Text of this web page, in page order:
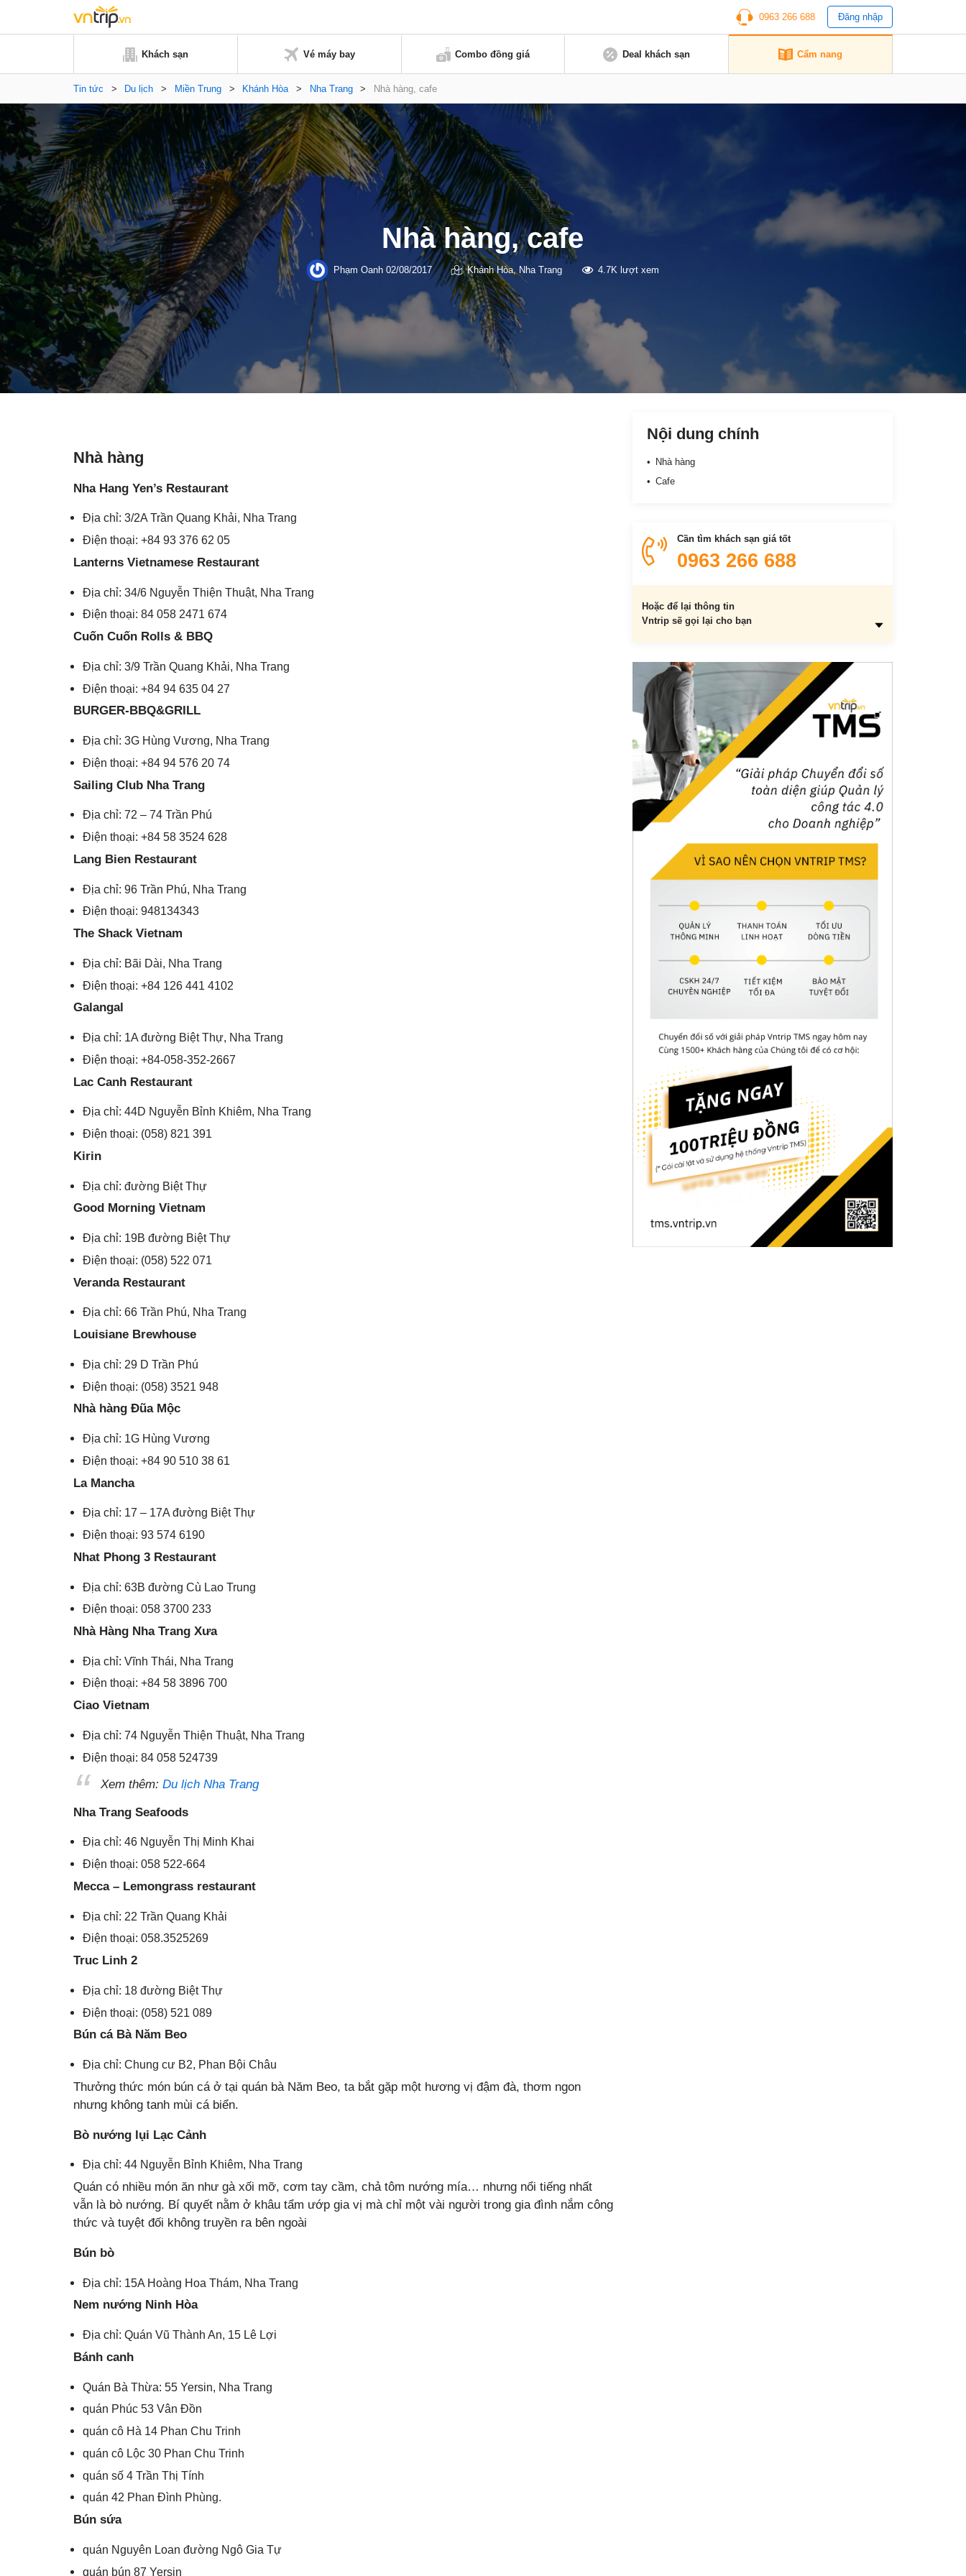
0963 266 688 Đăng nhập
Khách sạn Vé máy bay Combo đồng giá Deal khách sạn Cẩm nang
Tin tức > Du lịch > Miền Trung > Khánh Hòa > Nha Trang > Nhà hàng, cafe
Nhà hàng, cafe
Phạm Oanh02/08/2017 Khánh Hòa, Nha Trang 4.7K lượt xem
Nhà hàng
Nha Hang Yen’s Restaurant
Địa chỉ: 3/2A Trần Quang Khải, Nha Trang
Điện thoại: +84 93 376 62 05
Lanterns Vietnamese Restaurant
Địa chỉ: 34/6 Nguyễn Thiện Thuật, Nha Trang
Điện thoại: 84 058 2471 674
Cuốn Cuốn Rolls & BBQ
Địa chỉ: 3/9 Trần Quang Khải, Nha Trang
Điện thoại: +84 94 635 04 27
BURGER-BBQ&GRILL
Địa chỉ: 3G Hùng Vương, Nha Trang
Điện thoại: +84 94 576 20 74
Sailing Club Nha Trang
Địa chỉ: 72 – 74 Trần Phú
Điện thoại: +84 58 3524 628
Lang Bien Restaurant
Địa chỉ: 96 Trần Phú, Nha Trang
Điện thoại: 948134343
The Shack Vietnam
Địa chỉ: Bãi Dài, Nha Trang
Điện thoại: +84 126 441 4102
Galangal
Địa chỉ: 1A đường Biệt Thự, Nha Trang
Điện thoại: +84-058-352-2667
Lac Canh Restaurant
Địa chỉ: 44D Nguyễn Bỉnh Khiêm, Nha Trang
Điện thoại: (058) 821 391
Kirin
Địa chỉ: đường Biệt Thự
Good Morning Vietnam
Địa chỉ: 19B đường Biệt Thự
Điện thoại: (058) 522 071
Veranda Restaurant
Địa chỉ: 66 Trần Phú, Nha Trang
Louisiane Brewhouse
Địa chỉ: 29 D Trần Phú
Điện thoại: (058) 3521 948
Nhà hàng Đũa Mộc
Địa chỉ: 1G Hùng Vương
Điện thoại: +84 90 510 38 61
La Mancha
Địa chỉ: 17 – 17A đường Biệt Thự
Điện thoại: 93 574 6190
Nhat Phong 3 Restaurant
Địa chỉ: 63B đường Cù Lao Trung
Điện thoại: 058 3700 233
Nhà Hàng Nha Trang Xưa
Địa chỉ: Vĩnh Thái, Nha Trang
Điện thoại: +84 58 3896 700
Ciao Vietnam
Địa chỉ: 74 Nguyễn Thiện Thuật, Nha Trang
Điện thoại: 84 058 524739
Xem thêm:Du lịch Nha Trang
Nha Trang Seafoods
Địa chỉ: 46 Nguyễn Thị Minh Khai
Điện thoại: 058 522-664
Mecca – Lemongrass restaurant
Địa chỉ: 22 Trần Quang Khải
Điện thoại: 058.3525269
Truc Linh 2
Địa chỉ: 18 đường Biệt Thự
Điện thoại: (058) 521 089
Bún cá Bà Năm Beo
Địa chỉ: Chung cư B2, Phan Bội Châu
Thưởng thức món bún cá ở tại quán bà Năm Beo, ta bắt gặp một hương vị đậm đà, thơm ngon
nhưng không tanh mùi cá biển.
Bò nướng lụi Lạc Cảnh
Địa chỉ: 44 Nguyễn Bỉnh Khiêm, Nha Trang
Quán có nhiều món ăn như gà xối mỡ, cơm tay cầm, chả tôm nướng mía… nhưng nổi tiếng nhất
vẫn là bò nướng. Bí quyết nằm ở khâu tẩm ướp gia vị mà chỉ một vài người trong gia đình nắm công
thức và tuyệt đối không truyền ra bên ngoài
Bún bò
Địa chỉ: 15A Hoàng Hoa Thám, Nha Trang
Nem nướng Ninh Hòa
Địa chỉ: Quán Vũ Thành An, 15 Lê Lợi
Bánh canh
Quán Bà Thừa: 55 Yersin, Nha Trang
quán Phúc 53 Vân Đồn
quán cô Hà 14 Phan Chu Trinh
quán cô Lộc 30 Phan Chu Trinh
quán số 4 Trần Thị Tính
quán 42 Phan Đình Phùng.
Bún sứa
quán Nguyên Loan đường Ngô Gia Tự
quán bún 87 Yersin
Nội dung chính
Nhà hàng
Cafe
Cần tìm khách sạn giá tốt
0963 266 688
Hoặc để lại thông tin
Vntrip sẽ gọi lại cho bạn